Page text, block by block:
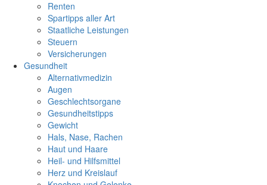
Renten
Spartipps aller Art
Staatliche Leistungen
Steuern
Versicherungen
Gesundheit
Alternativmedizin
Augen
Geschlechtsorgane
Gesundheitstipps
Gewicht
Hals, Nase, Rachen
Haut und Haare
Heil- und Hilfsmittel
Herz und Kreislauf